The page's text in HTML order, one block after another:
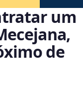
um
de